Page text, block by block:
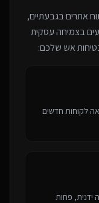
אתריםבגבעתיים,
בצמיחה עסקית
אש שלכם:
לקוחות חדשים
ידנית, פחות